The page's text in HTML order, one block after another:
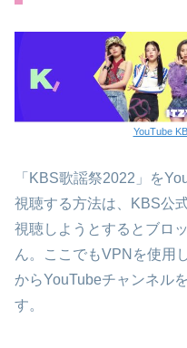
YouTube
「KBS歌謡祭2022」を
視聴する方法は、KBS公
視聴しようとするとブロ
ん。ここでもVPNを使用
からYouTubeチャンネル
す。